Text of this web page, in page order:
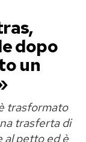
amore
Brunetti
in una delle
dopo
un
trasformato
trasferta di
al petto ed è